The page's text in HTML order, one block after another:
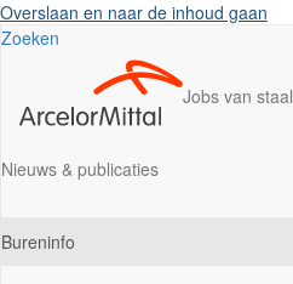
Overslaan en naar de inhoud gaan
Zoeken
Jobs van staal
Nieuws & publicaties
Bureninfo